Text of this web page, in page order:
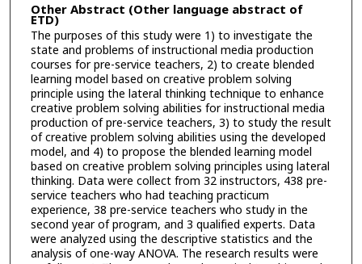
Other Abstract (Other language abstract of
ETD)
The purposes of this study were 1) to investigate the
state and problems of instructional media production
courses for pre-service teachers, 2) to create blended
learning model based on creative problem solving
principle using the lateral thinking technique to enhance
creative problem solving abilities for instructional media
production of pre-service teachers, 3) to study the result
of creative problem solving abilities using the developed
model, and 4) to propose the blended learning model
based on creative problem solving principles using lateral
thinking. Data were collect from 32 instructors, 438 pre-
service teachers who had teaching practicum
experience, 38 pre-service teachers who study in the
second year of program, and 3 qualified experts. Data
were analyzed using the descriptive statistics and the
analysis of one-way ANOVA. The research results were